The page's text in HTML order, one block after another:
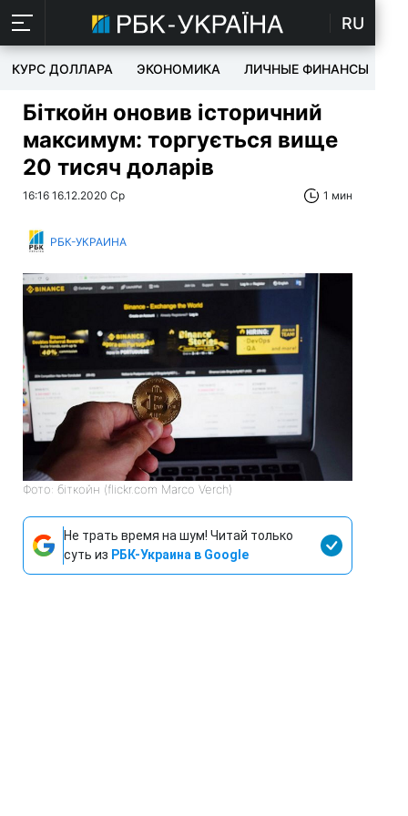
RU
КУРС ДОЛЛАРА ЭКОНОМИКА ЛИЧНЫЕ ФИНАНСЫ
Біткойн оновив історичний
максимум: торгується вище
20 тисяч доларів
16:16 16.12.2020 Ср 1 мин
РБК-УКРАИНА
Фото: біткойн (flickr.com Marco Verch)
Не трать время на шум! Читай только
суть из РБК-Украина в Google